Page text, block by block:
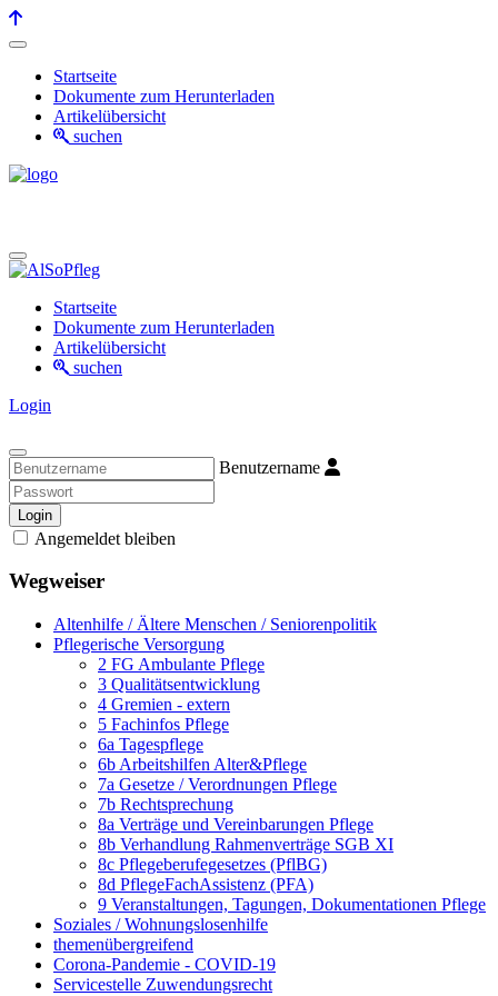
Startseite
Dokumente zum Herunterladen
Artikelübersicht
suchen
Startseite
Dokumente zum Herunterladen
Artikelübersicht
suchen
Login
Benutzername
Login
Angemeldet bleiben
Wegweiser
Altenhilfe / Ältere Menschen / Seniorenpolitik
Pflegerische Versorgung
2 FG Ambulante Pflege
3 Qualitätsentwicklung
4 Gremien - extern
5 Fachinfos Pflege
6a Tagespflege
6b Arbeitshilfen Alter&Pflege
7a Gesetze / Verordnungen Pflege
7b Rechtsprechung
8a Verträge und Vereinbarungen Pflege
8b Verhandlung Rahmenverträge SGB XI
8c Pflegeberufegesetzes (PflBG)
8d PflegeFachAssistenz (PFA)
9 Veranstaltungen, Tagungen, Dokumentationen Pflege
Soziales / Wohnungslosenhilfe
themenübergreifend
Corona-Pandemie - COVID-19
Servicestelle Zuwendungsrecht